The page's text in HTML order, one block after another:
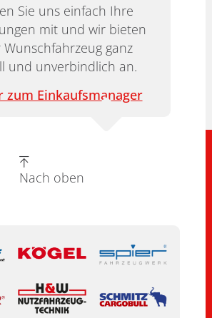
Sie uns einfach Ihre
mit und wir bieten
ganz
und unverbindlich an.
Einkaufsmanager
Nach oben